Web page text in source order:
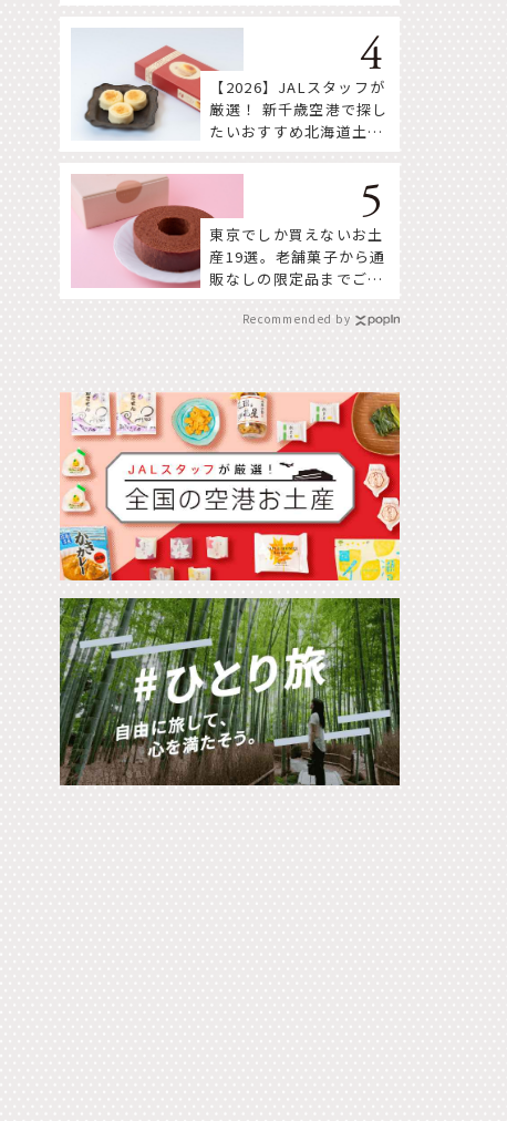
【2026】JALスタッフが
厳選！ 新千歳空港で探し
たいおすすめ北海道土産
東京でしか買えないお土
産19選。老舗菓子から通
販なしの限定品までご紹
Recommended by